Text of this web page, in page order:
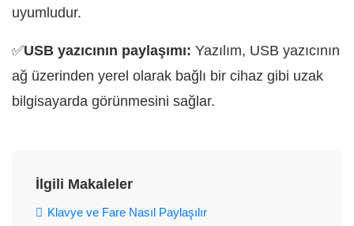
uyumludur.
✅USB yazıcının paylaşımı: Yazılım, USB yazıcının
ağ üzerinden yerel olarak bağlı bir cihaz gibi uzak
bilgisayarda görünmesini sağlar.
İlgili Makaleler
Klavye ve Fare Nasıl Paylaşılır